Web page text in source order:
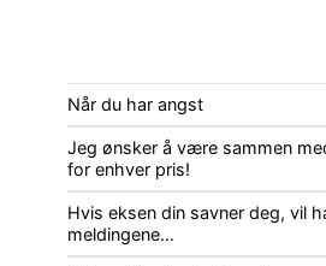
Når du har angst
Jeg ønsker å være sammen
for enhver pris!
Hvis eksen din savner deg, vil
meldingene…